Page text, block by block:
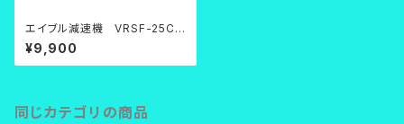
エイブル減速機 VRSF-25C-
200【中古品】
¥9,900
同じカテゴリの商品